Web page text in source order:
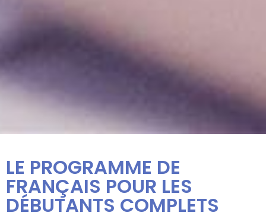
LE PROGRAMME DE
FRANÇAIS POUR LES
DÉBUTANTS COMPLETS